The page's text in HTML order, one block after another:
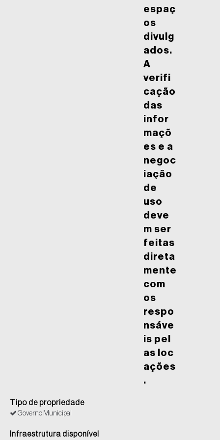
espaç
os
divulg
ados.
A
verifi
cação
das
infor
maçõ
es e a
negoc
iação
de
uso
deve
m ser
feitas
direta
mente
com
os
respo
nsáve
is pel
as loc
ações
.
Tipo de propriedade
Governo Municipal
Infraestrutura disponível